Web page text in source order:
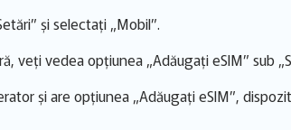
și selectați „Mobil”.
veți vedea opțiunea „Adăugați eSIM” sub
și are opțiunea „Adăugați eSIM”,